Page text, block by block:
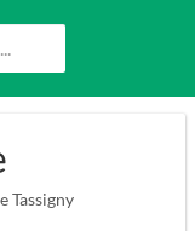
Tassigny